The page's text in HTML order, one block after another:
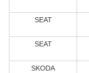
SEAT
SEAT
SKODA